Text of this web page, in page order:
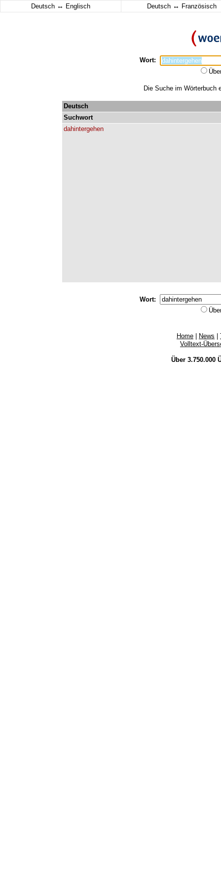
Deutsch ↔ Englisch Deutsch ↔ Französisch
Wort:
Die Suche im Wörterbuch
Deutsch
Suchwort
dahintergehen
Wort:
Home News
Volltext-
Über 3.750.000